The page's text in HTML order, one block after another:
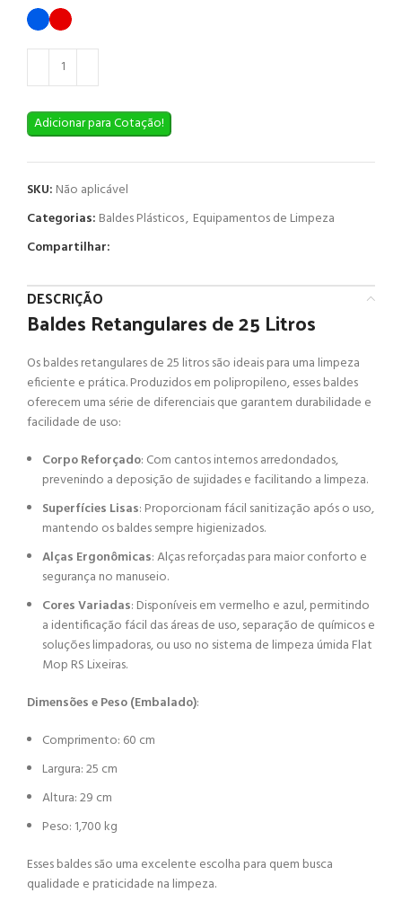
Adicionar para Cotação!
SKU: Não aplicável
Categorias: Baldes Plásticos, Equipamentos de Limpeza
Compartilhar:
DESCRIÇÃO
Baldes Retangulares de 25 Litros
Os baldes retangulares de 25 litros são ideais para uma limpeza
eficiente e prática. Produzidos em polipropileno, esses baldes
oferecem uma série de diferenciais que garantem durabilidade e
facilidade de uso:
Corpo Reforçado: Com cantos internos arredondados,
prevenindo a deposição de sujidades e facilitando a limpeza.
Superfícies Lisas: Proporcionam fácil sanitização após o uso,
mantendo os baldes sempre higienizados.
Alças Ergonômicas: Alças reforçadas para maior conforto e
segurança no manuseio.
Cores Variadas: Disponíveis em vermelho e azul, permitindo
a identificação fácil das áreas de uso, separação de químicos e
soluções limpadoras, ou uso no sistema de limpeza úmida Flat
Mop RS Lixeiras.
Dimensões e Peso (Embalado):
Comprimento: 60 cm
Largura: 25 cm
Altura: 29 cm
Peso: 1,700 kg
Esses baldes são uma excelente escolha para quem busca
qualidade e praticidade na limpeza.
Para realizar uma cotação deste
produto:
Clique em “Adicionar para Cotação”.